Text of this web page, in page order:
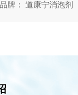
牌： 道康宁消泡剂